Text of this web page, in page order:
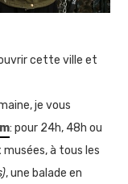
cette ville et
je vous
: pour 24h, 48h ou
à tous les
, une balade en